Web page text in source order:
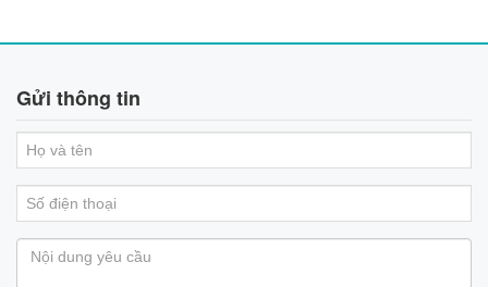
Gửi thông tin